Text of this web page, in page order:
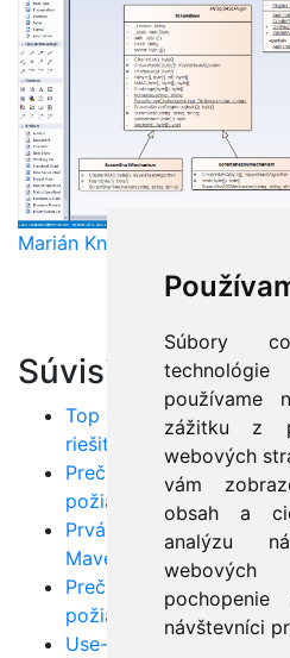
Súbory
používame
zážitku z
webových
vám
obsah a
analýzu
návštevníci
Marián Knězek
Súvisiace články:
Top chyby v Jave:
riešiť?
Prečo využívať UML?
požiadaviek až po
Prvá RESTová služba v
Maven, Tomcat a
Prečo využívať UML?
požiadaviek až po
Use-case diagram: